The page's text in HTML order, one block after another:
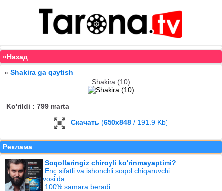
«Назад
» Shakira ga qaytish
Shakira (10)
Ko'rildi : 799 marta
Скачать (650x848 / 191.9 Kb)
Реклама
Soqollaringiz chiroyli ko'rinmayaptimi?
Eng sifatli va ishonchli soqol chiqaruvchi
vositda.
100% samara beradi